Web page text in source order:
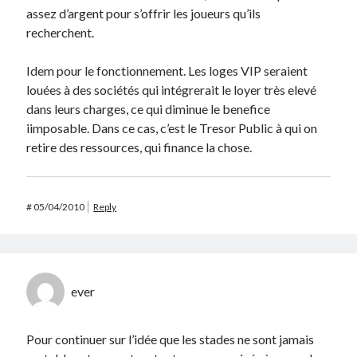
assez d’argent pour s’offrir les joueurs qu’ils
recherchent.
Idem pour le fonctionnement. Les loges VIP seraient
louées à des sociétés qui intégrerait le loyer très elevé
dans leurs charges, ce qui diminue le benefice
iimposable. Dans ce cas, c’est le Tresor Public à qui on
retire des ressources, qui finance la chose.
#05/04/2010 Reply
ever
Pour continuer sur l’idée que les stades ne sont jamais